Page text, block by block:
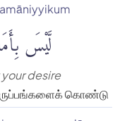
لَّيْسَ
desire
கொண்டு